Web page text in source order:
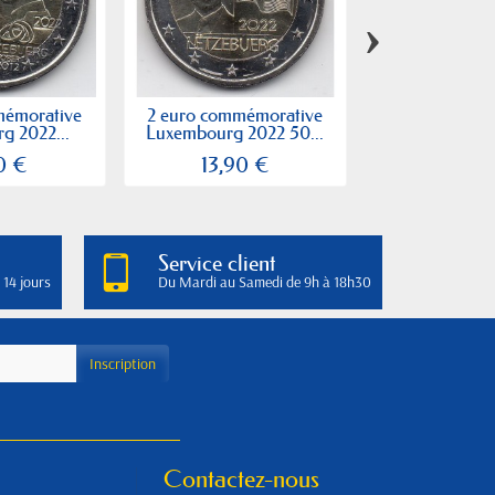
2022...
€
2 euro commémorative
Luxembourg 2022 50...
13,90 €
›
jours
Service client
Du Mardi au Samedi de 9h à 18h30
Contactez-nous